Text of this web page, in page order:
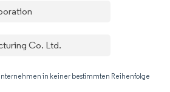
Co. Ltd.
in keiner bestimmten Reihenfolge